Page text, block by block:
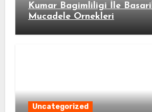
Kumar Bagimliligi İle
Mucadele Ornekleri
Uncategorized